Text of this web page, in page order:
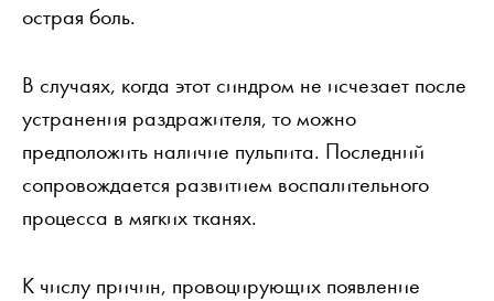
острая боль.
В случаях, когда этот синдром не исчезает после
устранения раздражителя, то можно
предположить наличие пульпита. Последний
сопровождается развитием воспалительного
процесса в мягких тканях.
К числу причин, провоцирующих появление